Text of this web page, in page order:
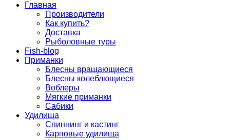
Главная
Производители
Как купить?
Доставка
Рыболовные туры
Fish-blog
Приманки
Блесны вращающиеся
Блесны колеблющиеся
Воблеры
Мягкие приманки
Сабики
Удилища
Спиннинг и кастинг
Карповые удилища